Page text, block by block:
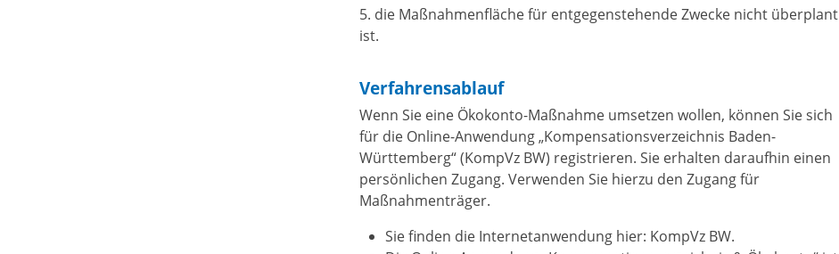
5. die Maßnahmenfläche für entgegenstehende Zwecke nicht überplant
ist.
Verfahrensablauf
Wenn Sie eine Ökokonto-Maßnahme umsetzen wollen, können Sie sich
für die Online-Anwendung „Kompensationsverzeichnis Baden-
Württemberg“ (KompVz BW) registrieren. Sie erhalten daraufhin einen
persönlichen Zugang. Verwenden Sie hierzu den Zugang für
Maßnahmenträger.
Sie finden die Internetanwendung hier: KompVz BW.